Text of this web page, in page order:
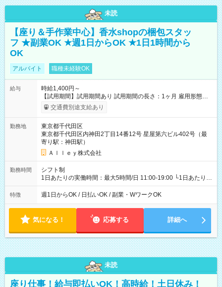
未読
【座り＆手作業中心】香水shopの梱包スタッ
フ ★副業OK ★週1日からOK ★1日1時間から
OK
アルバイト 職種未経験OK
給与
時給1,400円～
【試用期間】試用期間あり 試用期間の長さ：1ヶ月 雇用形態、
給与は本採用時と同じです。
交通費別途支給あり
勤務地
東京都千代田区
東京都千代田区内神田2丁目14番12号 星屋第六ビル402号（最
寄り駅：神田駅）
Ａｌｌｅｙ株式会社
勤務時間
シフト制
1日あたりの実働時間：最大5時間/日 11:00-19:00 └1日あたりの
実働時間：1-5時間 └上記の時間帯内であれば、いつでも勤務可
能！ └平日・土曜日の中で、お好きな曜日でご勤務いただけま
18:00 などのように、自由な働き方が可能なお仕事です！
特徴 週1日からOK / 日払いOK / 副業・WワークOK
気になる！ 応募する 詳細へ
未読
座り仕事！給与即払いOK！高時給！土日休み！